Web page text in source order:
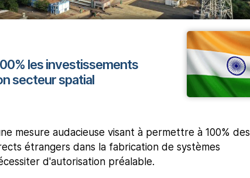
les investissements
secteur spatial
mesure audacieuse visant à permettre à 100% des
étrangers dans la fabrication de systèmes
d'autorisation préalable.